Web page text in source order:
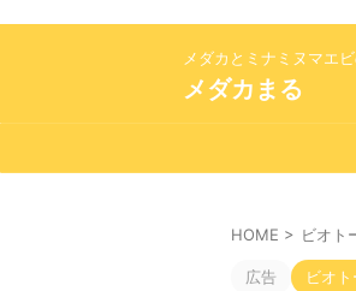
メダカとミナミヌマエ
メダカまる
HOME > ビオト
広告 ビオ